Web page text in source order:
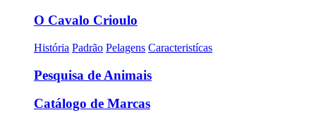
O Cavalo Crioulo
História Padrão Pelagens Caracteristícas
Pesquisa de Animais
Catálogo de Marcas